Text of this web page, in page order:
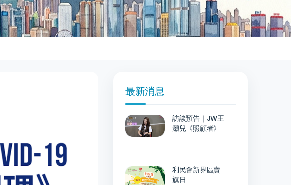
最新消息
訪談預告｜JW王
灝兒《照顧者》
利民會新界區賣
旗日